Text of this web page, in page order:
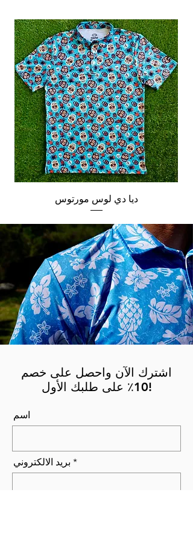
اشترك الآن واحصل على خصم
10٪ على طلبك الأول!
اسم
بريد الالكتروني
ديا دي لوس مورتوس